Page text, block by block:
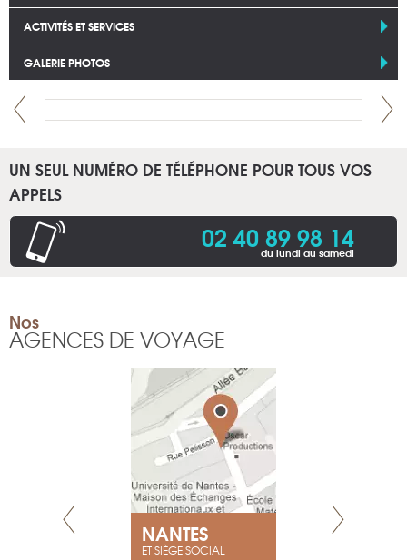
ACTIVITÉS ET SERVICES
GALERIE PHOTOS
UN SEUL NUMÉRO DE TÉLÉPHONE POUR TOUS VOS
APPELS
02 40 89 98 14
du lundi au samedi
Nos
AGENCES DE VOYAGE
NANTES
ET SIÈGE SOCIAL